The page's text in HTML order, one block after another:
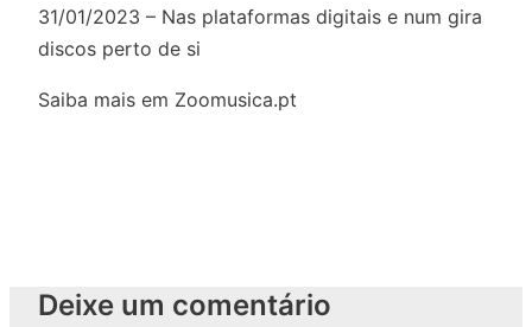
31/01/2023 – Nas plataformas digitais e num gira
discos perto de si
Saiba mais em Zoomusica.pt
Deixe um comentário